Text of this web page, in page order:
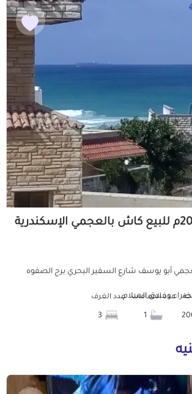
أبو يوسف شارع السفير البحري برج الصفوه
وفندق السلام...
عدد الحمامات عدد الغرف